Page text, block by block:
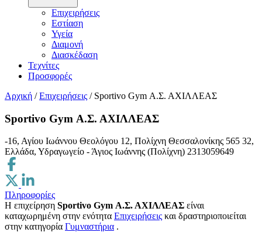
Επιχειρήσεις
Εστίαση
Υγεία
Διαμονή
Διασκέδαση
Τεχνίτες
Προσφορές
Αρχική / Επιχειρήσεις / Sportivo Gym Α.Σ. ΑΧΙΛΛΕΑΣ
Sportivo Gym Α.Σ. ΑΧΙΛΛΕΑΣ
-16, Αγίου Ιωάννου Θεολόγου 12, Πολίχνη Θεσσαλονίκης 565 32,
Ελλάδα, Υδραγωγείο - Άγιος Ιωάννης (Πολίχνη) 2313059649
Πληροφορίες
Η επιχείρηση Sportivo Gym Α.Σ. ΑΧΙΛΛΕΑΣ είναι
καταχωρημένη στην ενότητα Επιχειρήσεις και δραστηριοποιείται
στην κατηγορία Γυμναστήρια .